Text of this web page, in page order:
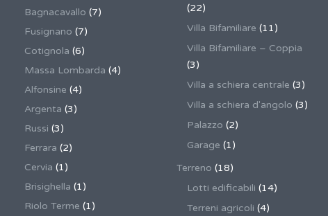
Bagnacavallo (7)
Fusignano (7)
Cotignola (6)
Massa Lombarda (4)
Alfonsine (4)
Argenta (3)
Russi (3)
Ferrara (2)
Cervia (1)
Brisighella (1)
Riolo Terme (1)
(22)
Villa Bifamiliare (11)
Villa Bifamiliare – Coppia
(3)
Villa a schiera centrale (3)
Villa a schiera d'angolo (3)
Palazzo (2)
Garage (1)
Terreno (18)
Lotti edificabili (14)
Terreni agricoli (4)